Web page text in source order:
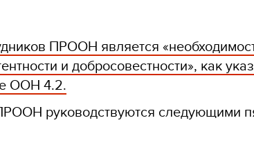
ПРООН является
и добросовестности», как
ООН 4.2.
руководствуются следующими